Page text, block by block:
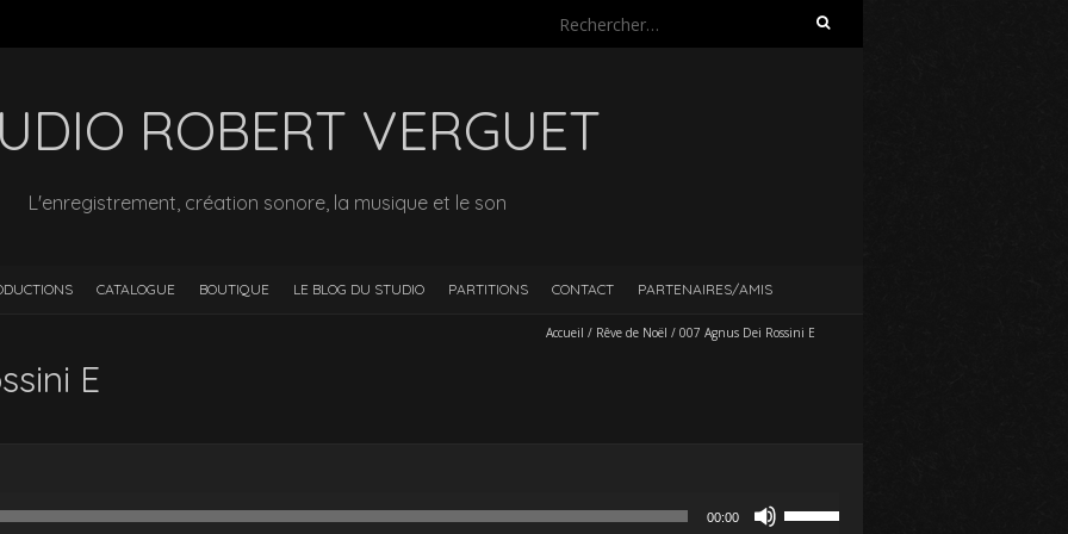
Rechercher :
ROBERT VERGUET
L'enregistrement, création sonore, la musique et le son
CATALOGUE BOUTIQUE LE BLOG DU STUDIO PARTITIONS CONTACT PARTENAIRES/AMIS
Accueil / Rêve de Noël / 007 Agnus Dei Rossini E
E
00:00
les